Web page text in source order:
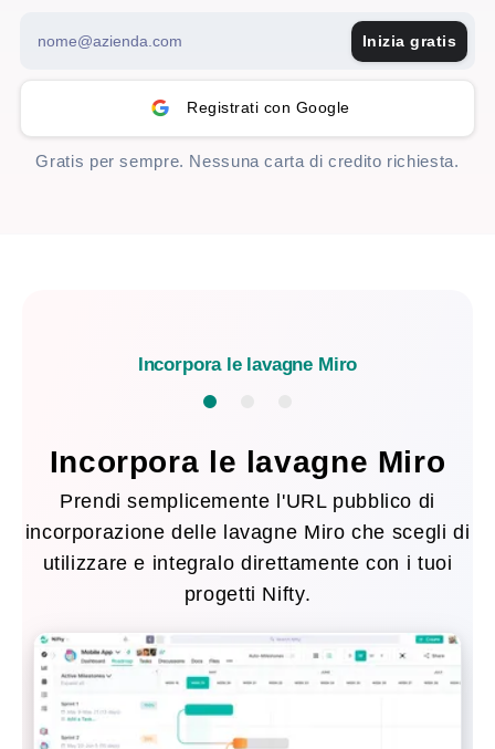
Inizia gratis
Registrati con Google
Gratis per sempre. Nessuna carta di credito richiesta.
Incorpora le lavagne Miro
Incorpora le lavagne Miro
Prendi semplicemente l'URL pubblico di
incorporazione delle lavagne Miro che scegli di
utilizzare e integralo direttamente con i tuoi
progetti Nifty.